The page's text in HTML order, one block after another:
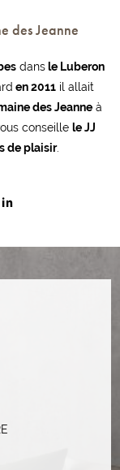
des Jeanne
dansle Luberon
en 2011 il allait
des Jeanne à
conseillele JJ
de plaisir.